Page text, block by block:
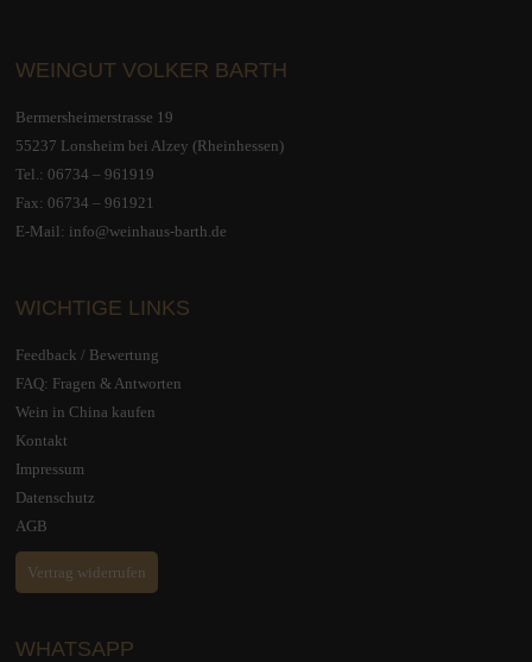
WEINGUT VOLKER BARTH
Bermersheimerstrasse 19
55237 Lonsheim bei Alzey (Rheinhessen)
Tel.:06734 – 961919
Fax: 06734 – 961921
E-Mail: info@weinhaus-barth.de
WICHTIGE LINKS
Feedback / Bewertung
FAQ: Fragen & Antworten
Wein in China kaufen
Kontakt
Impressum
Datenschutz
AGB
Vertrag widerrufen
WHATSAPP